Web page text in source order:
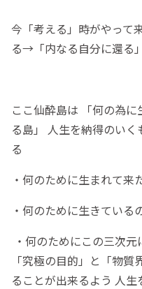
今「考える」時がやっ
る→「内なる自分に還る
ここ仙酔島は 「何の為
る島」 人生を納得のい
る
・何のために生まれて来
・何のために生きている
・何のためにこの三次
「究極の目的」と「物
ることが出来るよう 人生